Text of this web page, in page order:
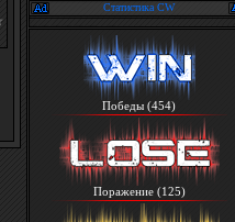
Статистика CW
Победы (454)
Поражение (125)